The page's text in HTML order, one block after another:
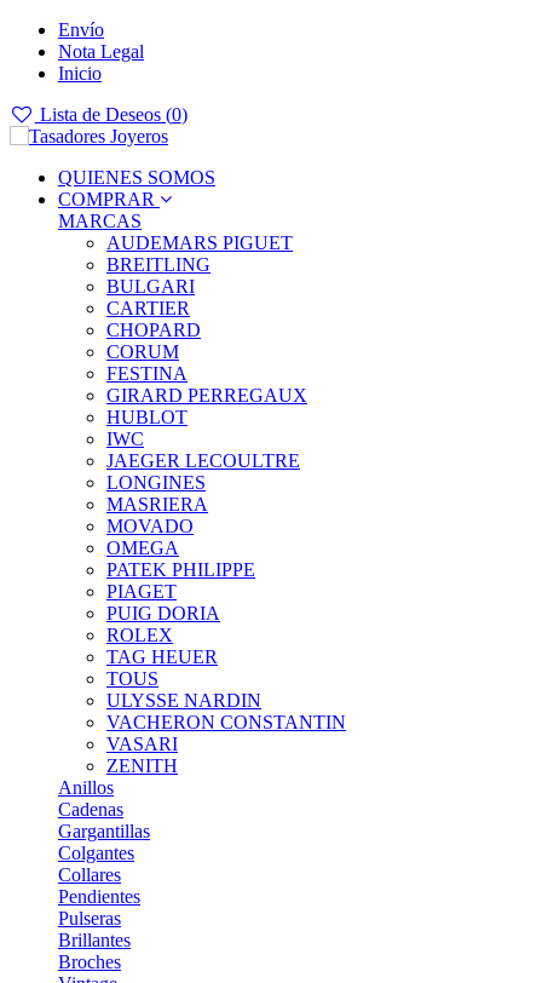
Envío
Nota Legal
Inicio
Lista de Deseos (0)
QUIENES SOMOS
COMPRAR
MARCAS
AUDEMARS PIGUET
BREITLING
BULGARI
CARTIER
CHOPARD
CORUM
FESTINA
GIRARD PERREGAUX
HUBLOT
IWC
JAEGER LECOULTRE
LONGINES
MASRIERA
MOVADO
OMEGA
PATEK PHILIPPE
PIAGET
PUIG DORIA
ROLEX
TAG HEUER
TOUS
ULYSSE NARDIN
VACHERON CONSTANTIN
VASARI
ZENITH
Anillos
Cadenas
Gargantillas
Colgantes
Collares
Pendientes
Pulseras
Brillantes
Broches